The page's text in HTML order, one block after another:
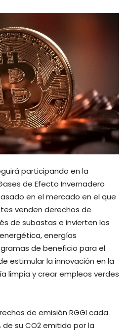
participando en la
de Efecto Invernadero
en el mercado en el que
venden derechos de
de subastas e invierten los
energías
de beneficio para el
estimular la innovación en la
limpia y crear empleos verdes
de emisión RGGI cada
de su CO2 emitido por la